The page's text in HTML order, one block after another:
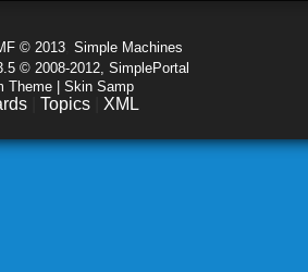
© 2013 Simple Machines
© 2008-2012, SimplePortal
Theme | Skin Samp
Topics XML